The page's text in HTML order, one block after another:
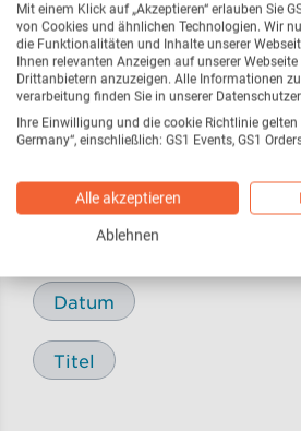
Pressemitteilungen /
Pressemeldungen
Blog29
Sortieren nach
Relevanz
Datum
Titel
Mit einem Klick auf „Akzeptieren“ erlauben Sie
von Cookies und ähnlichen Technologien. Wir
die Funktionalitäten und Inhalte unserer
Ihnen relevanten Anzeigen auf unserer
Drittanbietern anzuzeigen. Alle Informationen
verarbeitung finden Sie in unserer
Ihre Einwilligung und die cookie Richtlinie gelten
Germany“, einschließlich: GS1 Events, GS1
Alle akzeptieren
Ablehnen